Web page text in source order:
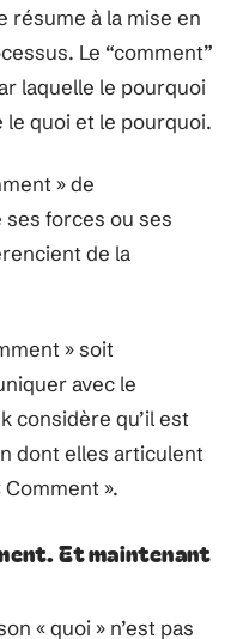
résume à la mise en
Le “comment”
laquelle le pourquoi
le quoi et le pourquoi.
» de
ses forces ou ses
de la
» soit
avec le
considère qu’il est
dont elles articulent
Comment ».
Et maintenant
« quoi » n’est pas